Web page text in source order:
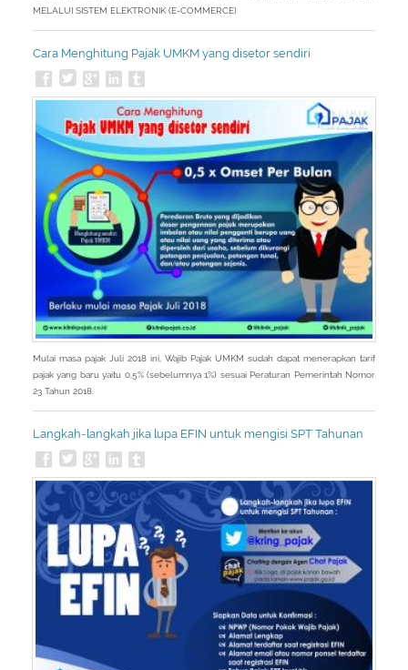
MELALUI SISTEM ELEKTRONIK (E-COMMERCE)
Cara Menghitung Pajak UMKM yang disetor sendiri
Mulai masa pajak Juli 2018 ini, Wajib Pajak UMKM sudah dapat menerapkan tarif
pajak yang baru yaitu 0,5% (sebelumnya 1%) sesuai Peraturan Pemerintah Nomor
23 Tahun 2018.
Langkah-langkah jika lupa EFIN untuk mengisi SPT Tahunan